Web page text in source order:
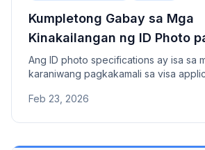
Kumpletong Gabay sa Mga
Kinakailangan ng ID Photo
Japanese Visa Application
Ang ID photo specifications ay isa sa
karaniwang pagkakamali sa visa
dahilan ng pagtanggi.
Feb 23, 2026